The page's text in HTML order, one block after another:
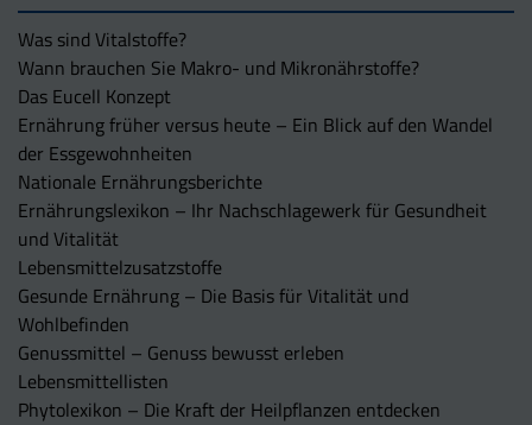
Was sind Vitalstoffe?
Wann brauchen Sie Makro- und Mikronährstoffe?
Das Eucell Konzept
Ernährung früher versus heute – Ein Blick auf den Wandel
der Essgewohnheiten
Nationale Ernährungsberichte
Ernährungslexikon – Ihr Nachschlagewerk für Gesundheit
und Vitalität
Lebensmittelzusatzstoffe
Gesunde Ernährung – Die Basis für Vitalität und
Wohlbefinden
Genussmittel – Genuss bewusst erleben
Lebensmittellisten
Phytolexikon – Die Kraft der Heilpflanzen entdecken